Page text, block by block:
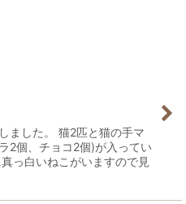
ました。 猫2匹と猫の手マ
2個、チョコ2個)が入ってい
っ白いねこがいますので見